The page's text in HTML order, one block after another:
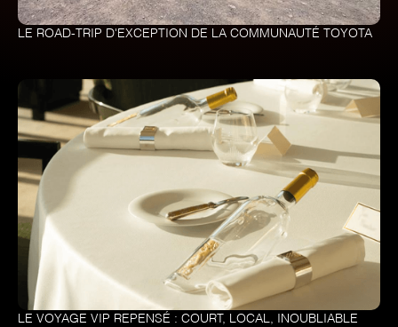
LE ROAD-TRIP D'EXCEPTION DE LA COMMUNAUTÉ TOYOTA
LE VOYAGE VIP REPENSÉ : COURT, LOCAL, INOUBLIABLE